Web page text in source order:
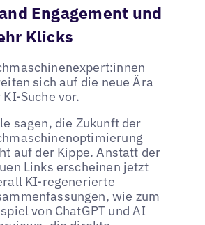
Engagement und
Klicks
sich auf die neue Ära
KI-Suche vor.
sagen, die Zukunft der
auf der Kippe. Anstatt der
Links erscheinen jetzt
KI-regenerierte
wie zum
von ChatGPT und AI